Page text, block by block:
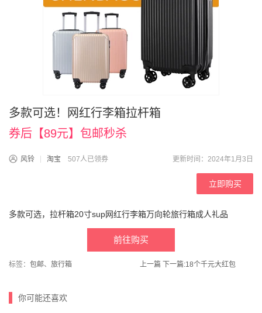
多款可选！网红行李箱拉杆箱
券后【89元】包邮秒杀
风铃 淘宝 507人已领券 更新时间：2024年1月3日
立即购买
多款可选，拉杆箱20寸sup网红行李箱万向轮旅行箱成人礼品
前往购买
标签： 包邮、 旅行箱 上一篇 下一篇:18个千元大红包
你可能还喜欢